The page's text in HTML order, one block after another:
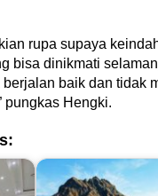
rupa supaya
bisa dinikmati
baik dan tidak
pungkas Hengki.